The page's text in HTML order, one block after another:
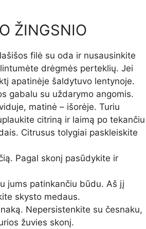
ŽINGSNIO
filė su oda ir nusausinkite
drėgmės perteklių. Jei
apatinėje šaldytuvo lentynoje.
gabalu su uždarymo angomis.
matinė – išorėje. Turiu
citriną ir laimą po tekančiu
Citrusus tolygiai paskleiskite
Pagal skonį pasūdykite ir
jums patinkančiu būdu. Aš jį
skysto medaus.
Nepersistenkite su česnaku,
žuvies skonį.